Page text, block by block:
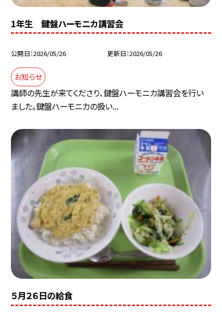
1年生 鍵盤ハーモニカ講習会
公開日 2026/05/26 更新日 2026/05/26
お知らせ
講師の先生が来てくださり、鍵盤ハーモニカ講習会を行い
ました。鍵盤ハーモニカの扱い...
５月２６日の給食